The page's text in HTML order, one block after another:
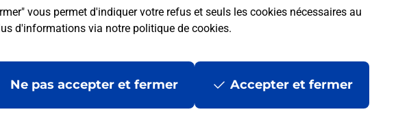
vous permet d'indiquer votre refus et seuls les cookies nécessaires au
d'informations via notre politique de cookies.
Ne pas accepter et fermer Accepter et fermer
Mentions légales Données personnelles et cookies